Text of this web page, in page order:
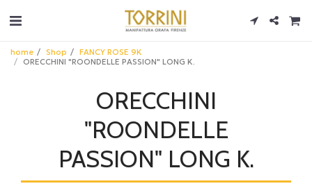
home Shop
FANCY ROSE 9K
ORECCHINI "ROONDELLE PASSION" LONG K.
ORECCHINI
"ROONDELLE
PASSION" LONG K.